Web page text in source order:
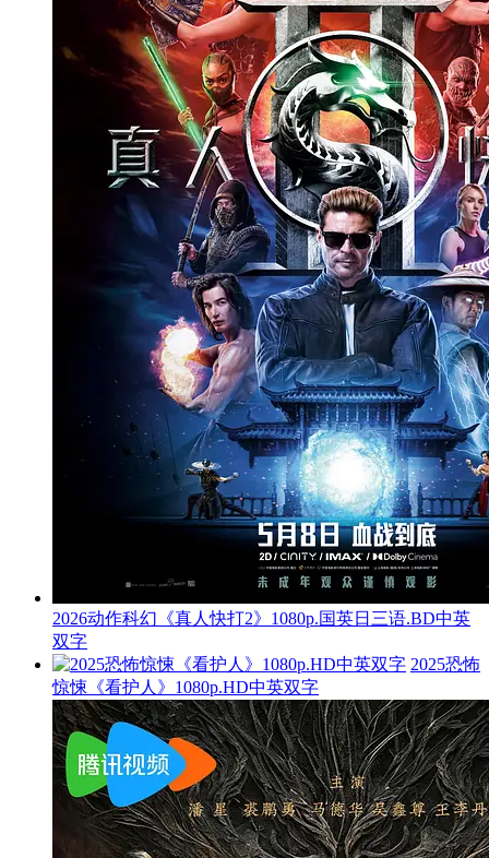
2026动作科幻《真人快打2》1080p.国英日三语.BD中英
双字
2025恐怖
惊悚《看护人》1080p.HD中英双字